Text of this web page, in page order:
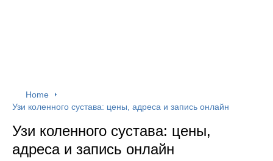
Home
Узи коленного сустава: цены, адреса и запись онлайн
Узи коленного сустава: цены,
адреса и запись онлайн